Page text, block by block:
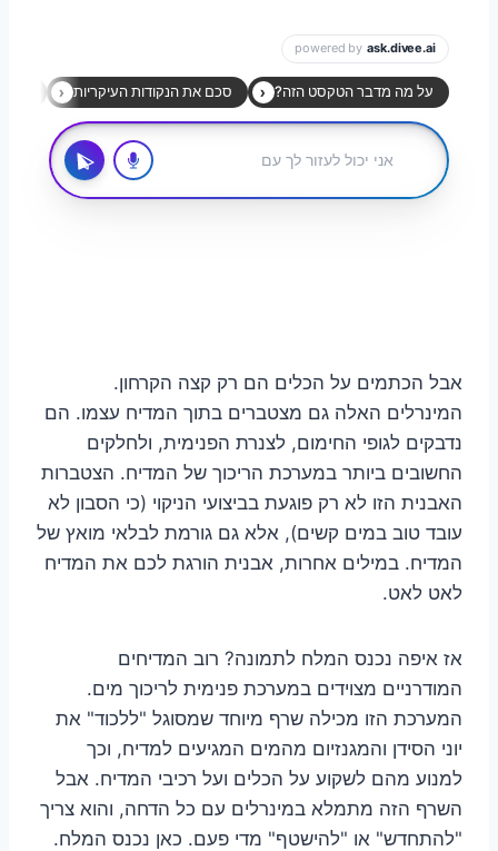
אבל הכתמים על הכלים הם רק קצה הקרחון.
המינרלים האלה גם מצטברים בתוך המדיח עצמו. הם
נדבקים לגופי החימום, לצנרת הפנימית, ולחלקים
החשובים ביותר במערכת הריכוך של המדיח. הצטברות
האבנית הזו לא רק פוגעת בביצועי הניקוי (כי הסבון לא
עובד טוב במים קשים), אלא גם גורמת לבלאי מואץ של
המדיח. במילים אחרות, אבנית הורגת לכם את המדיח
לאט לאט.
אז איפה נכנס המלח לתמונה? רוב המדיחים
המודרניים מצוידים במערכת פנימית לריכוך מים.
המערכת הזו מכילה שרף מיוחד שמסוגל "ללכוד" את
יוני הסידן והמגנזיום מהמים המגיעים למדיח, וכך
למנוע מהם לשקוע על הכלים ועל רכיבי המדיח. אבל
השרף הזה מתמלא במינרלים עם כל הדחה, והוא צריך
"להתחדש" או "להישטף" מדי פעם. כאן נכנס המלח.